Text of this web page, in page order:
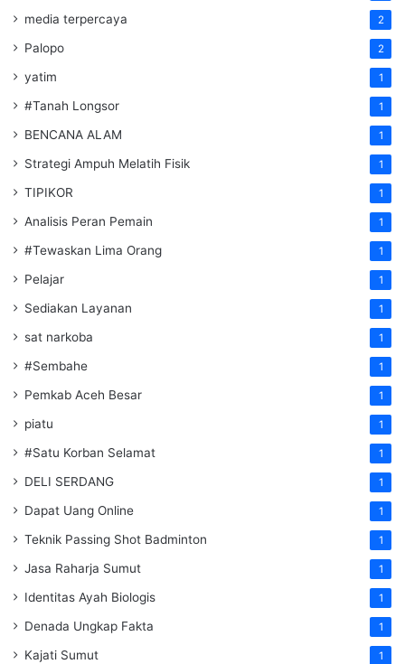
media terpercaya 2
Palopo 2
yatim 1
#Tanah Longsor 1
BENCANA ALAM 1
Strategi Ampuh Melatih Fisik 1
TIPIKOR 1
Analisis Peran Pemain 1
#Tewaskan Lima Orang 1
Pelajar 1
Sediakan Layanan 1
sat narkoba 1
#Sembahe 1
Pemkab Aceh Besar 1
piatu 1
#Satu Korban Selamat 1
DELI SERDANG 1
Dapat Uang Online 1
Teknik Passing Shot Badminton 1
Jasa Raharja Sumut 1
Identitas Ayah Biologis 1
Denada Ungkap Fakta 1
Kajati Sumut 1